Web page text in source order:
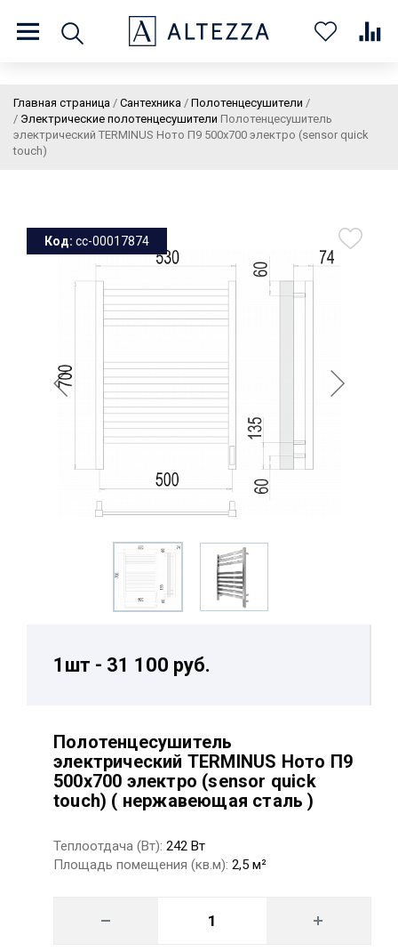
8 (800) 201 60 03 9:00 - 21:00 ПН-ВС
Личный кабинет
Каталог
Главная страница / Сантехника / Полотенцесушители
/ Электрические полотенцесушители
/
Полотенцесушитель
электрический TERMINUS Ното П9 500х700 электро (sensor quick
touch)
Код: cc-00017874
1шт - 31 100 руб.
Полотенцесушитель
электрический TERMINUS Ното П9
500х700 электро (sensor quick
touch) ( нержавеющая сталь )
Теплоотдача (Вт): 242 Вт
Площадь помещения (кв.м): 2,5 м²